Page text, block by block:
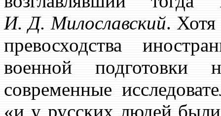
И. Д. Милославский.
превосходства
военной подготовки
современные
«и у русских людей были